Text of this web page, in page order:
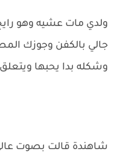
ولدي مات عشيه وهو
جالي بالكفن وجوزك
وشكله بدا يحبها
شاهندة قالت بصوت